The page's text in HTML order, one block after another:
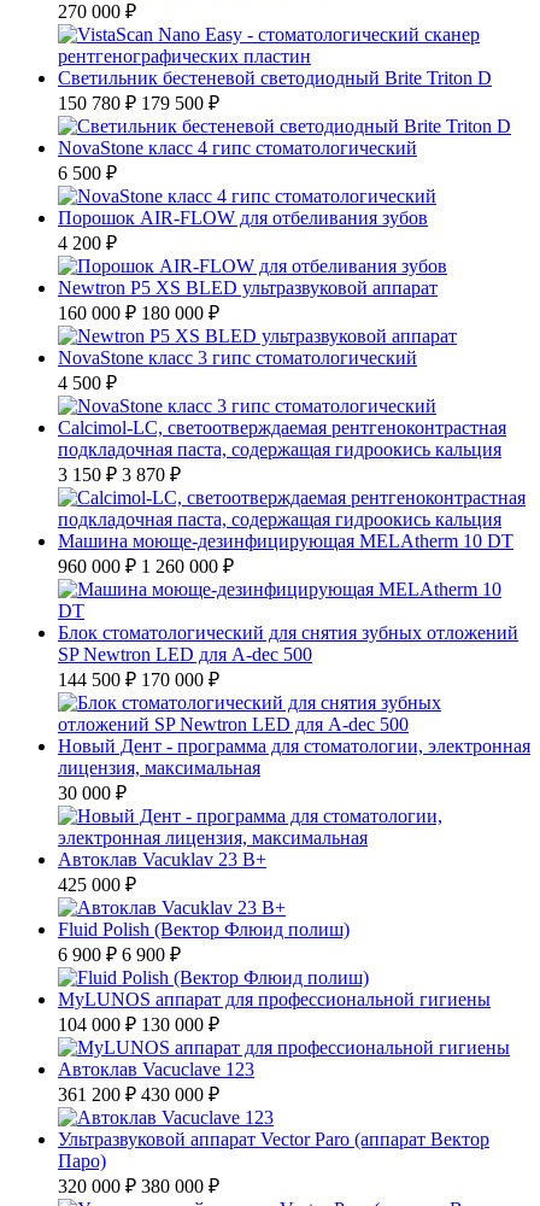
270 000 ₽
Светильник бестеневой светодиодный Brite Triton D
150 780 ₽ 179 500 ₽
NovaStone класс 4 гипс стоматологический
6 500 ₽
Порошок AIR-FLOW для отбеливания зубов
4 200 ₽
Newtron P5 XS BLED ультразвуковой аппарат
160 000 ₽ 180 000 ₽
NovaStone класс 3 гипс стоматологический
4 500 ₽
Calcimol-LC, светоотверждаемая рентгеноконтрастная
подкладочная паста, содержащая гидроокись кальция
3 150 ₽ 3 870 ₽
Машина моюще-дезинфицирующая MELAtherm 10 DT
960 000 ₽ 1 260 000 ₽
Блок стоматологический для снятия зубных отложений
SP Newtron LED для A-dec 500
144 500 ₽ 170 000 ₽
Новый Дент - программа для стоматологии, электронная
лицензия, максимальная
30 000 ₽
Автоклав Vacuklav 23 B+
425 000 ₽
Fluid Polish (Вектор Флюид полиш)
6 900 ₽ 6 900 ₽
MyLUNOS аппарат для профессиональной гигиены
104 000 ₽ 130 000 ₽
Автоклав Vacuclave 123
361 200 ₽ 430 000 ₽
Ультразвуковой аппарат Vector Paro (аппарат Вектор
Паро)
320 000 ₽ 380 000 ₽